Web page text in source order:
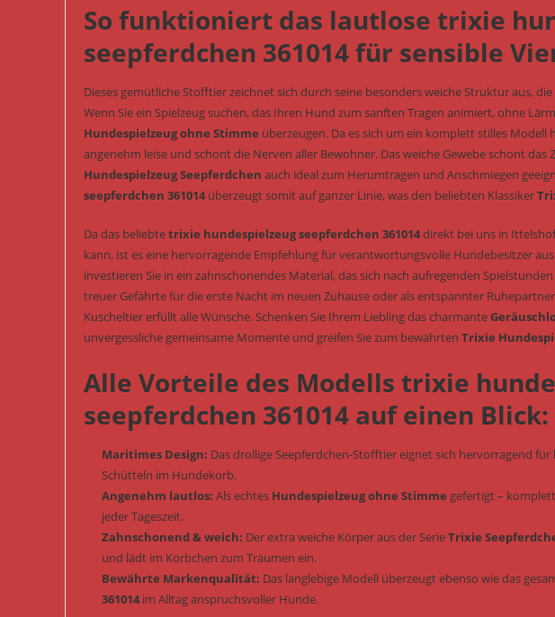
So funktioniert das lautlose trixie
seepferdchen 361014 für sensible
Dieses gemütliche Stofftier zeichnet sich durch seine besonders weiche Struktur aus,
Wenn Sie ein Spielzeug suchen, das Ihren Hund zum sanften Tragen animiert, ohne
Hundespielzeug ohne Stimme überzeugen. Da es sich um ein komplett stilles
angenehm leise und schont die Nerven aller Bewohner. Das weiche Gewebe schont das
Hundespielzeug Seepferdchen auch ideal zum Herumtragen und Anschmiegen
seepferdchen 361014überzeugt somit auf ganzer Linie, was den beliebten Klassiker
Da das beliebtetrixie hundespielzeug seepferdchen 361014direkt bei uns in
kann, ist es eine hervorragende Empfehlung für verantwortungsvolle Hundebesitzer
investieren Sie in ein zahnschonendes Material, das sich nach aufregenden
treuer Gefährte für die erste Nacht im neuen Zuhause oder als entspannter
Kuscheltier erfüllt alle Wünsche. Schenken Sie Ihrem Liebling das charmante
unvergessliche gemeinsame Momente und greifen Sie zum bewährten Trixie
Alle Vorteile des Modells trixie
seepferdchen 361014 auf einen Blick:
Maritimes Design: Das drollige Seepferdchen-Stofftier eignet sich hervorragend
Schütteln im Hundekorb.
Angenehm lautlos: Als echtes Hundespielzeug ohne Stimme gefertigt –
jeder Tageszeit.
Zahnschonend & weich: Der extra weiche Körper aus der SerieTrixie
und lädt im Körbchen zum Träumen ein.
Bewährte Markenqualität: Das langlebige Modell überzeugt ebenso wie das
361014im Alltag anspruchsvoller Hunde.